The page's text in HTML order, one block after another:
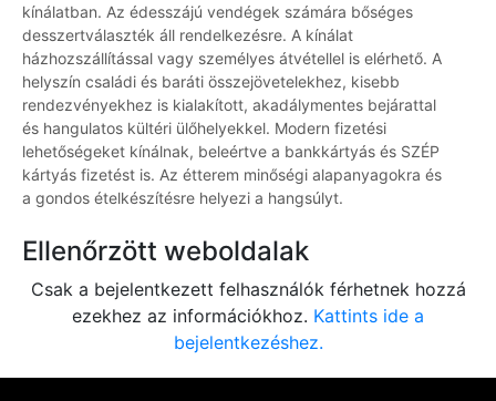
kínálatban. Az édesszájú vendégek számára bőséges
desszertválaszték áll rendelkezésre. A kínálat
házhozszállítással vagy személyes átvétellel is elérhető. A
helyszín családi és baráti összejövetelekhez, kisebb
rendezvényekhez is kialakított, akadálymentes bejárattal
és hangulatos kültéri ülőhelyekkel. Modern fizetési
lehetőségeket kínálnak, beleértve a bankkártyás és SZÉP
kártyás fizetést is. Az étterem minőségi alapanyagokra és
a gondos ételkészítésre helyezi a hangsúlyt.
Ellenőrzött weboldalak
Csak a bejelentkezett felhasználók férhetnek hozzá
ezekhez az információkhoz. Kattints ide a
bejelentkezéshez.